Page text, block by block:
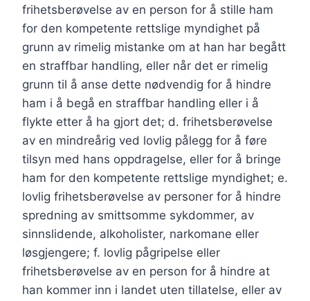
frihetsberøvelse av en person for å stille ham
for den kompetente rettslige myndighet på
grunn av rimelig mistanke om at han har begått
en straffbar handling, eller når det er rimelig
grunn til å anse dette nødvendig for å hindre
ham i å begå en straffbar handling eller i å
flykte etter å ha gjort det; d. frihetsberøvelse
av en mindreårig ved lovlig pålegg for å føre
tilsyn med hans oppdragelse, eller for å bringe
ham for den kompetente rettslige myndighet; e.
lovlig frihetsberøvelse av personer for å hindre
spredning av smittsomme sykdommer, av
sinnslidende, alkoholister, narkomane eller
løsgjengere; f. lovlig pågripelse eller
frihetsberøvelse av en person for å hindre at
han kommer inn i landet uten tillatelse, eller av